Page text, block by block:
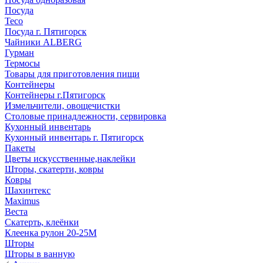
Посуда
Teco
Посуда г. Пятигорск
Чайники ALBERG
Гурман
Термосы
Товары для приготовления пищи
Контейнеры
Контейнеры г.Пятигорск
Измельчители, овощечистки
Столовые принадлежности, сервировка
Кухонный инвентарь
Кухонный инвентарь г. Пятигорск
Пакеты
Цветы искусственные,наклейки
Шторы, скатерти, ковры
Ковры
Шахинтекс
Maximus
Веста
Скатерть, клеёнки
Клеенка рулон 20-25М
Шторы
Шторы в ванную